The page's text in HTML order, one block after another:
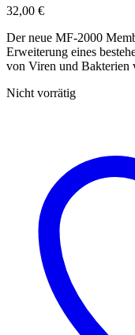
32,00 €
Der neue MF-2000
Erweiterung eines
von Viren und Bakterien
Nicht vorrätig